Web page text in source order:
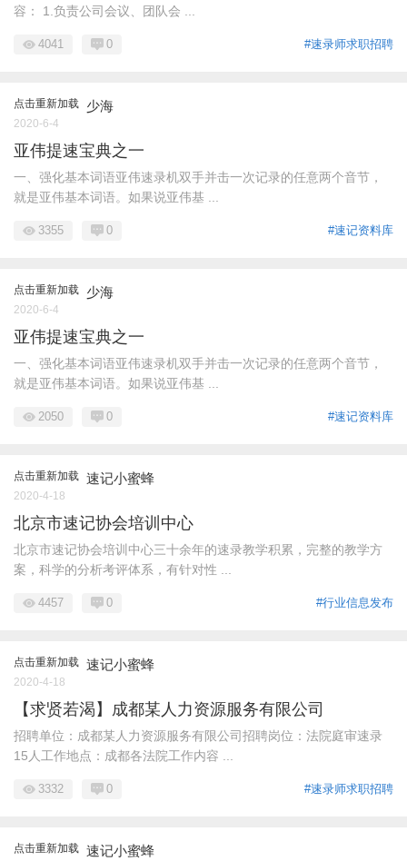
容： 1.负责公司会议、团队会 ...
#速录师求职招聘
4041 0
点击重新加载 少海
2020-6-4
亚伟提速宝典之一
一、强化基本词语亚伟速录机双手并击一次记录的任意两个音节，
就是亚伟基本词语。如果说亚伟基 ...
#速记资料库
3355 0
点击重新加载 少海
2020-6-4
亚伟提速宝典之一
一、强化基本词语亚伟速录机双手并击一次记录的任意两个音节，
就是亚伟基本词语。如果说亚伟基 ...
#速记资料库
2050 0
点击重新加载 速记小蜜蜂
2020-4-18
北京市速记协会培训中心
北京市速记协会培训中心三十余年的速录教学积累，完整的教学方
案，科学的分析考评体系，有针对性 ...
#行业信息发布
4457 0
点击重新加载 速记小蜜蜂
2020-4-18
【求贤若渴】成都某人力资源服务有限公司
招聘单位：成都某人力资源服务有限公司招聘岗位：法院庭审速录
15人工作地点：成都各法院工作内容 ...
#速录师求职招聘
3332 0
点击重新加载 速记小蜜蜂